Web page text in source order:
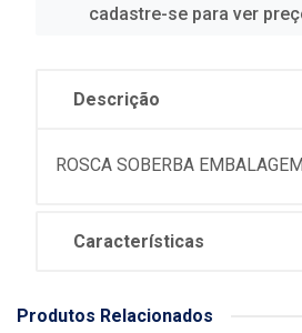
cadastre-se para ver
Descrição
ROSCA SOBERBA
Características
Produtos Relacionados